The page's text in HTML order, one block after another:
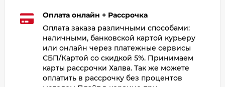
Оплата онлайн + Рассрочка
Оплата заказа различными способами:
наличными, банковской картой курьеру
или онлайн через платежные сервисы
СБП/Картой со скидкой 5%. Принимаем
карты рассрочки Халва. Так же можете
оплатить в рассрочку без процентов